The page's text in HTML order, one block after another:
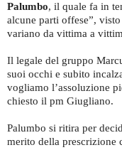
Palumbo, il quale fa in
alcune parti offese”,
variano da vittima a
Il legale del gruppo
suoi occhi e subito
vogliamo l’assoluzione
chiesto il pm Giugliano.
Palumbo si ritira per
merito della prescrizione